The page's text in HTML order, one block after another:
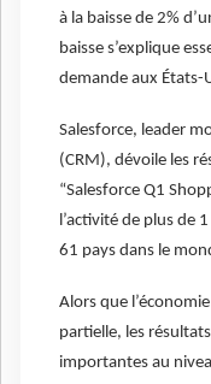
à la baisse de 2%
baisse s’explique
demande aux États-
Salesforce, leader
(CRM), dévoile les
“Salesforce Q1
l’activité de plus de
61 pays dans le
Alors que
partielle, les
importantes au